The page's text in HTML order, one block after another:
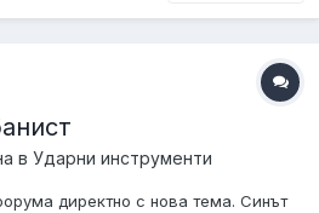
в Ударни инструменти
директно с нова тема. Синът